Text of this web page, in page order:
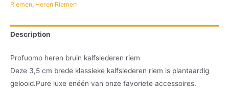
Riemen, Heren Riemen
Description
Profuomo heren bruin kalfslederen riem
Deze 3,5 cm brede klassieke kalfslederen riem is plantaardig
gelooid.Pure luxe enéén van onze favoriete accessoires.